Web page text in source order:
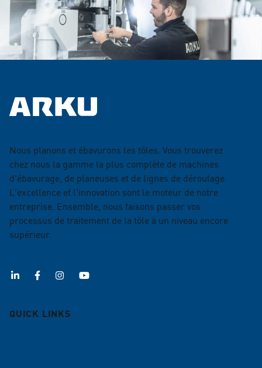
Nous planons et ébavurons les tôles. Vous trouverez
chez nous la gamme la plus complète de machines
d'ébavurage, de planeuses et de lignes de déroulage.
L'excellence et l'innovation sont le moteur de notre
entreprise. Ensemble, nous faisons passer vos
processus de traitement de la tôle à un niveau encore
supérieur.
QUICK LINKS